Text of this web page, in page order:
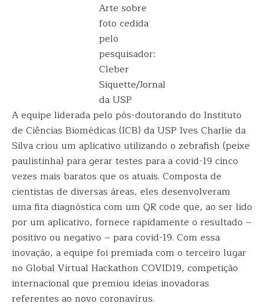
Arte sobre
foto cedida
pelo
pesquisador:
Cleber
Siquette/Jornal
da USP
A equipe liderada pelo pós-doutorando do Instituto
de Ciências Biomédicas (ICB) da USP Ives Charlie da
Silva criou um aplicativo utilizando o zebrafish (peixe
paulistinha) para gerar testes para a covid-19 cinco
vezes mais baratos que os atuais. Composta de
cientistas de diversas áreas, eles desenvolveram
uma fita diagnóstica com um QR code que, ao ser lido
por um aplicativo, fornece rapidamente o resultado –
positivo ou negativo – para covid-19. Com essa
inovação, a equipe foi premiada com o terceiro lugar
no Global Virtual Hackathon COVID19, competição
internacional que premiou ideias inovadoras
referentes ao novo coronavírus.